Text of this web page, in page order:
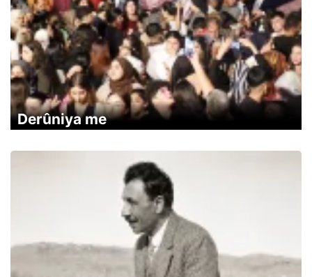
Derûniya me